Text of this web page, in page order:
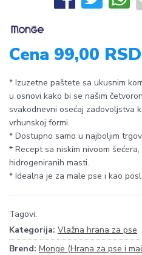
Cena 99,00
* Izuzetne paštete sa ukusnim
u osnovi kako bi se našim
svakodnevni osećaj zadovoljstva
vrhunskoj formi.
* Dostupno samo u najboljim
* Recept sa niskim nivoom
hidrogeniranih masti.
* Idealna je za male pse i kao
Tagovi:
Kategorija: Vlažna hrana za pse
Brend: Monge (Hrana za pse i